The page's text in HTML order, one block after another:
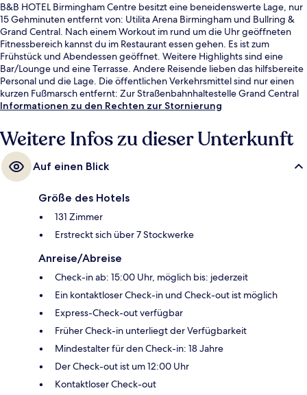
B&B HOTEL Birmingham Centre besitzt eine beneidenswerte Lage, nur
15 Gehminuten entfernt von: Utilita Arena Birmingham und Bullring &
Grand Central. Nach einem Workout im rund um die Uhr geöffneten
Fitnessbereich kannst du im Restaurant essen gehen. Es ist zum
Frühstück und Abendessen geöffnet. Weitere Highlights sind eine
Bar/Lounge und eine Terrasse. Andere Reisende lieben das hilfsbereite
Personal und die Lage. Die öffentlichen Verkehrsmittel sind nur einen
kurzen Fußmarsch entfernt: Zur Straßenbahnhaltestelle Grand Central
sind es 10 Minuten und zur Straßenbahnhaltestelle Town Hall 10
Informationen zu den Rechten zur Stornierung
Weitere Infos zu dieser Unterkunft
Auf einen Blick
Größe des Hotels
131 Zimmer
Erstreckt sich über 7 Stockwerke
Anreise/Abreise
Check-in ab: 15:00 Uhr, möglich bis: jederzeit
Ein kontaktloser Check-in und Check-out ist möglich
Express-Check-out verfügbar
Früher Check-in unterliegt der Verfügbarkeit
Mindestalter für den Check-in: 18 Jahre
Der Check-out ist um 12:00 Uhr
Kontaktloser Check-out